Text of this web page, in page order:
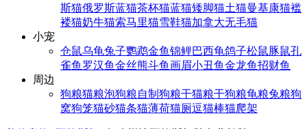
斯猫俄罗斯蓝猫茶杯猫蓝猫矮脚猫土猫曼基康猫褴
褛猫奶牛猫索马里猫雪鞋猫加拿大无毛猫
小宠
仓鼠乌龟兔子鹦鹉金鱼锦鲤巴西龟鸽子松鼠豚鼠孔
雀鱼 罗汉鱼金丝熊斗鱼画眉小丑鱼金龙鱼招财鱼
周边
狗粮猫粮泡狗粮自制狗粮干猫粮干狗粮龟粮兔粮狗
窝狗笼猫砂猫条猫薄荷猫厕逗猫棒猫爬架